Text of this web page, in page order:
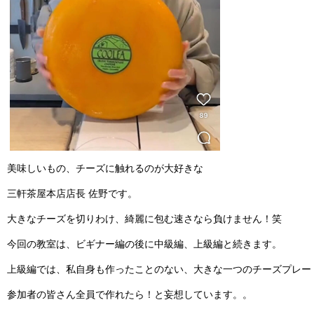
美味しいもの、チーズに触れるのが大好きな
三軒茶屋本店店長 佐野です。
大きなチーズを切りわけ、綺麗に包む速さ なら負けません！笑
今回の教室は、ビギナー編の後に中級編、上級編と続きます。
上級編では、私自身も作ったことのない、大きな一つのチーズプレー
参加者の皆さん全員で作れたら！と妄想しています。。